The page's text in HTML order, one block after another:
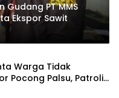
PT MMS
Ekspor Sawit
Warga Tidak
Pocong Palsu, Patroli